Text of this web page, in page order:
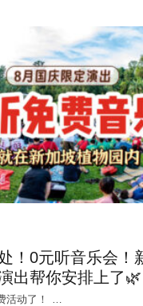
！0元听音乐会！
出帮你安排上了🌿
活动了！ …